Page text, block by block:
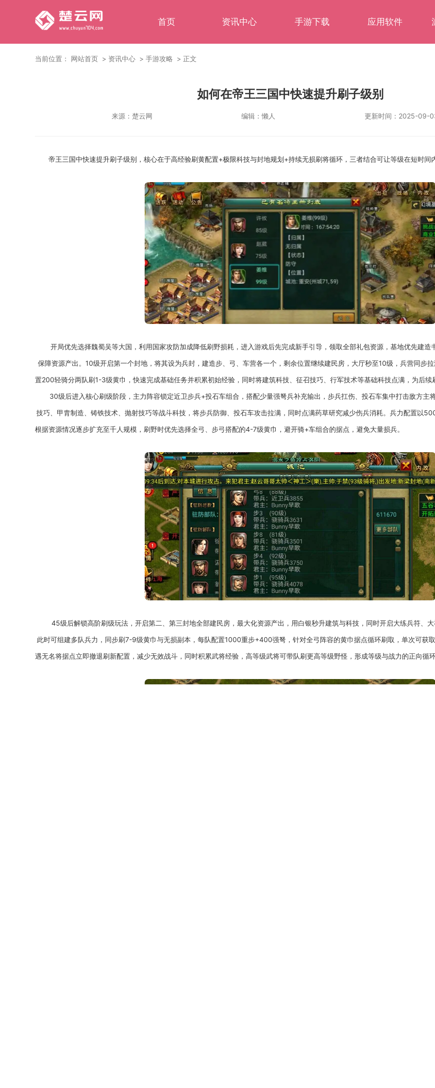
首页 资讯中心 手游下载 应用软件
当前位置： 网站首页 资讯中心 手游攻略 正文
如何在帝王三国中快速提升刷子级别
来源： 楚云网 编辑：懒人 更新时间： 2025-09-
帝王三国中快速提升刷子级别，核心在于高经验刷黄配置+极限科技与封地规划+持续无损刷将循环，三者结合可让等级在短时间
开局优先选择魏蜀吴等大国，利用国家攻防加成降低刷野损耗，进入游戏后先完成新手引导，领取全部礼包资源，基地优先建
保障资源产出。10级开启第一个封地，将其设为兵封，建造步、弓、车营各一个，剩余位置继续建民房，大厅秒至10级，兵营同步
置200轻骑分两队刷1-3级黄巾，快速完成基础任务并积累初始经验，同时将建筑科技、征召技巧、行军技术等基础科技点满，为后续
30级后进入核心刷级阶段，主力阵容锁定近卫步兵+投石车组合，搭配少量强弩兵补充输出，步兵扛伤、投石车集中打击敌方主
技巧、甲胄制造、铸铁技术、抛射技巧等战斗科技，将步兵防御、投石车攻击拉满，同时点满药草研究减少伤兵消耗。兵力配置以
根据资源情况逐步扩充至千人规模，刷野时优先选择全弓、步弓搭配的4-7级黄巾，避开骑+车组合的据点，避免大量损兵。
45级后解锁高阶刷级玩法，开启第二、第三封地全部建民房，最大化资源产出，用白银秒升建筑与科技，同时开启大练兵符、大
此时可组建多队兵力，同步刷7-9级黄巾与无损副本，每队配置1000重步+400强弩，针对全弓阵容的黄巾据点循环刷取，单次可获
遇无名将据点立即撤退刷新配置，减少无效战斗，同时积累武将经验，高等级武将可带队刷更高等级野怪，形成等级与战力的正向循环